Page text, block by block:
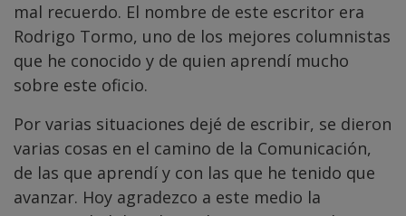
mal recuerdo. El nombre de este escritor era
Rodrigo Tormo, uno de los mejores columnistas
que he conocido y de quien aprendí mucho
sobre este oficio.
Por varias situaciones dejé de escribir, se dieron
varias cosas en el camino de la Comunicación,
de las que aprendí y con las que he tenido que
avanzar. Hoy agradezco a este medio la